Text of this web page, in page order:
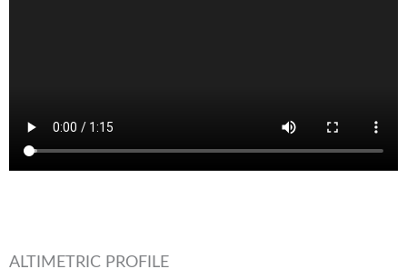
ALTIMETRIC PROFILE